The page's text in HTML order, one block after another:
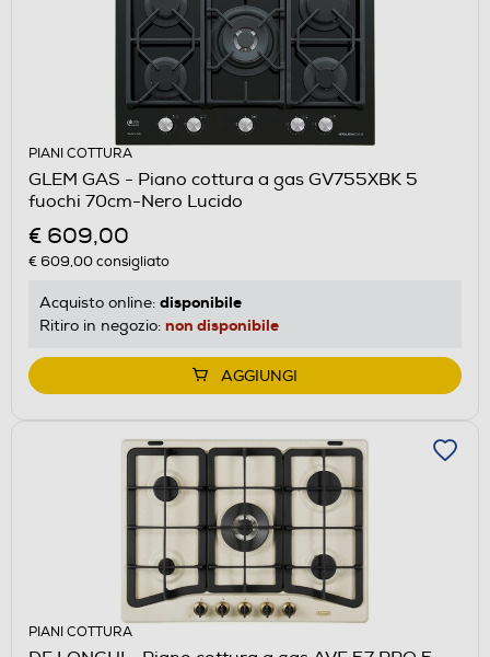
PIANI COTTURA
GLEM GAS - Piano cottura a gas GV755XBK 5
fuochi 70cm-Nero Lucido
€ 609,00
€ 609,00consigliato
Acquisto online: disponibile
Ritiro in negozio: non disponibile
AGGIUNGI
PIANI COTTURA